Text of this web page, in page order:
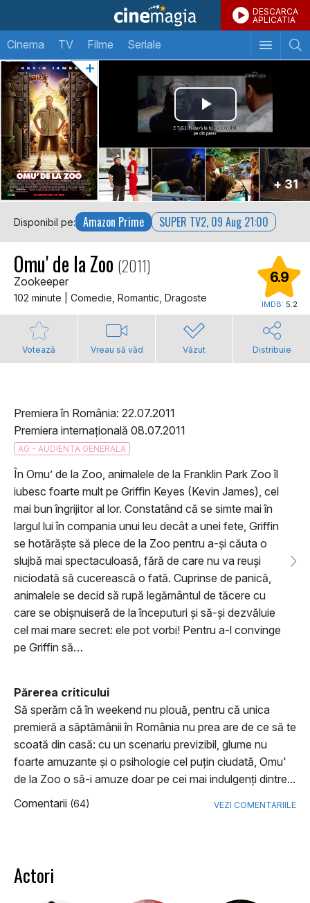
DESCARCA
APLICATIA
Cinema TV Filme Seriale
+ 31
Disponibil pe: Amazon Prime SUPER TV2, 09 Aug 21:00
Omu' de la Zoo (2011)
Zookeeper
102 minute | Comedie, Romantic, Dragoste
6.9
IMDB: 5.2
Votează Vreau să văd Văzut Distribuie
Premiera în România: 22.07.2011
Premiera internațională 08.07.2011
AG - AUDIENTA GENERALA
În Omu’ de la Zoo, animalele de la Franklin Park Zoo îl
iubesc foarte mult pe Griffin Keyes (Kevin James), cel
mai bun îngrijitor al lor. Constatând că se simte mai în
largul lui în compania unui leu decât a unei fete, Griffin
se hotărăște să plece de la Zoo pentru a-și căuta o
slujbă mai spectaculoasă, fără de care nu va reuși
niciodată să cucerească o fată. Cuprinse de panică,
animalele se decid să rupă legământul de tăcere cu
care se obișnuiseră de la începuturi și să-și dezvăluie
cel mai mare secret: ele pot vorbi! Pentru a-l convinge
pe Griffin să…
Părerea criticului
Să sperăm că în weekend nu plouă, pentru că unica
premieră a săptămânii în România nu prea are de ce să te
scoată din casă: cu un scenariu previzibil, glume nu
foarte amuzante şi o psihologie cel puţin ciudată, Omu'
de la Zoo o să-i amuze doar pe cei mai indulgenţi dintre...
Comentarii (64) VEZI COMENTARIILE
Actori